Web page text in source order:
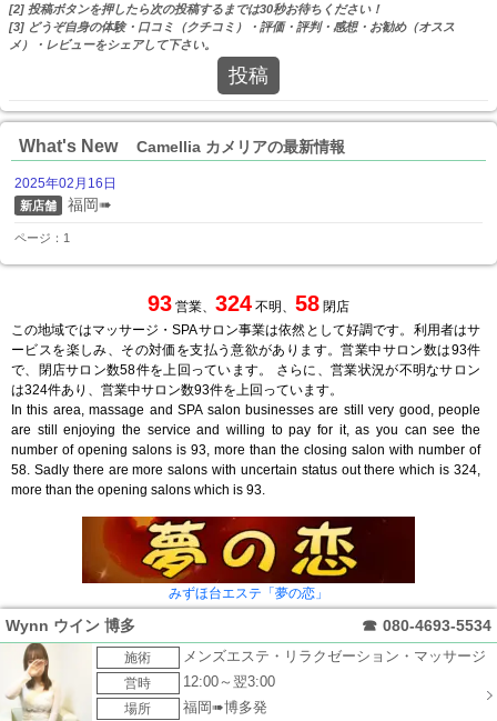
[2] 投稿ボタンを押したら次の投稿するまでは30秒お待ちください！
[3] どうぞ自身の体験・口コミ（クチコミ）・評価・評判・感想・お勧め（オスス
メ）・レビューをシェアして下さい。
投稿
What's New Camellia カメリアの最新情報
2025年02月16日
新店舗 福岡➠
ページ：1
93 営業、 324 不明、 58 閉店
この地域ではマッサージ・SPAサロン事業は依然として好調です。利用者はサ
ービスを楽しみ、その対価を支払う意欲があります。営業中サロン数は93件
で、閉店サロン数58件を上回っています。 さらに、営業状況が不明なサロン
は324件あり、営業中サロン数93件を上回っています。
In this area, massage and SPA salon businesses are still very good, people
are still enjoying the service and willing to pay for it, as you can see the
number of opening salons is 93, more than the closing salon with number of
58. Sadly there are more salons with uncertain status out there which is 324,
more than the opening salons which is 93.
みずほ台エステ「夢の恋」
Wynn ウイン 博多 ☎ 080-4693-5534
施術
メンズエステ・リラクゼーション・マッサージ
営時
12:00～翌3:00
場所
福岡➠博多発